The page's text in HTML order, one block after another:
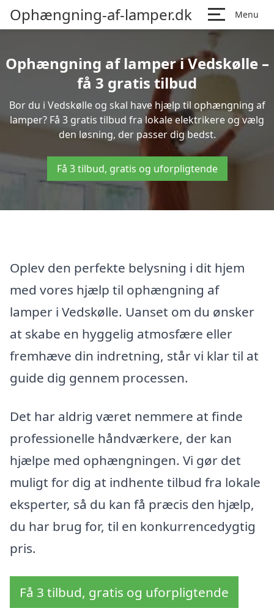
Ophængning-af-lamper.dk Menu
Ophængning af lamper i Vedskølle –
få 3 gratis tilbud
Bor du i Vedskølle og skal have hjælp til ophængning af
lamper? Få 3 gratis tilbud fra lokale elektrikere og vælg
den løsning, der passer dig bedst.
Få 3 tilbud, gratis og uforpligtende
Oplev den perfekte belysning i dit hjem
med vores hjælp til ophængning af
lamper i Vedskølle. Uanset om du ønsker
at skabe en hyggelig atmosfære eller
fremhæve din indretning, står vi klar til at
guide dig gennem processen.
Det har aldrig været nemmere at finde
professionelle håndværkere, der kan
hjælpe med ophængningen. Vi gør det
muligt for dig at indhente tilbud fra lokale
eksperter, så du kan få præcis den hjælp,
du har brug for, til en konkurrencedygtig
pris.
Få 3 tilbud, gratis og uforpligtende